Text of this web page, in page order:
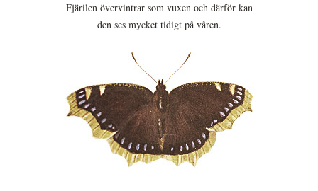
Fjärilen övervintrar som vuxen och därför kan
den ses mycket tidigt på våren.